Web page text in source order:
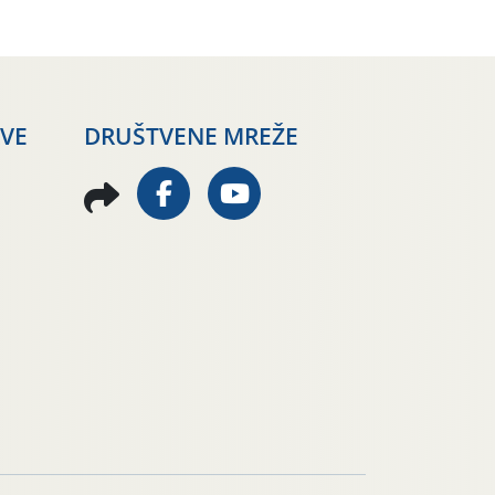
DRUŠTVENE MREŽE